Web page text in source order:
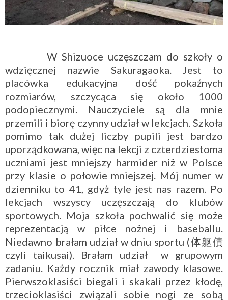
W Shizuoce uczęszczam do szkoły o
wdzięcznej nazwie Sakuragaoka. Jest to
placówka edukacyjna dość pokaźnych
rozmiarów, szczycąca się około 1000
podopiecznymi. Nauczyciele są dla mnie
przemili i biorę czynny udział w lekcjach. Szkoła
pomimo tak dużej liczby pupili jest bardzo
uporządkowana, więc na lekcji z czterdziestoma
uczniami jest mniejszy harmider niż w Polsce
przy klasie o połowie mniejszej. Mój numer w
dzienniku to 41, gdyż tyle jest nas razem. Po
lekcjach wszyscy uczęszczają do klubów
sportowych. Moja szkoła pochwalić się może
reprezentacją w piłce nożnej i baseballu.
Niedawno brałam udział w dniu sportu (体躯債
czyli taikusai). Brałam udział w grupowym
zadaniu. Każdy rocznik miał zawody klasowe.
Pierwszoklasiści biegali i skakali przez kłodę,
trzecioklasiści związali sobie nogi ze sobą